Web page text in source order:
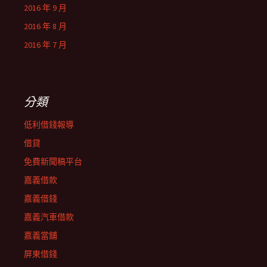
2016 年 9 月
2016 年 8 月
2016 年 7 月
分類
低利借錢報導
借貸
免費新聞稿平台
嘉義借款
嘉義借錢
嘉義汽車借款
嘉義當舖
屏東借錢